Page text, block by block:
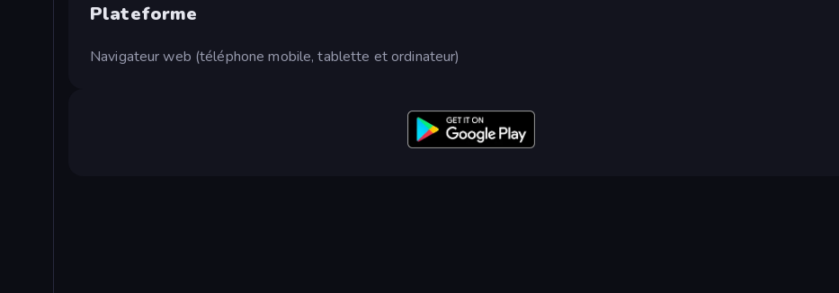
Plateforme
Navigateur web (téléphone mobile, tablette et ordinateur)